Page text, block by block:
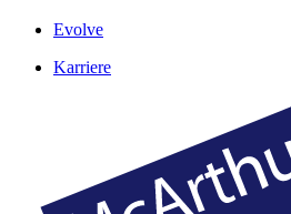
Evolve
Karriere